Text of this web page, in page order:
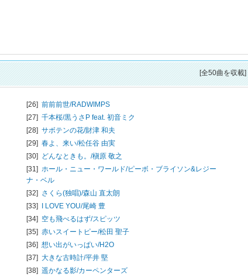
[全50曲を収載]
[26] 前前前世/RADWIMPS
[27] 千本桜/黒うさP feat. 初音ミク
[28] サボテンの花/財津 和夫
[29] 春よ、来い/松任谷 由実
[30] どんなときも。/槇原 敬之
[31] ホール・ニュー・ワールド/ピーボ・ブライソン&レジー
ナ・ベル
[32] さくら(独唱)/森山 直太朗
[33] I LOVE YOU/尾崎 豊
[34] 空も飛べるはず/スピッツ
[35] 赤いスイートピー/松田 聖子
[36] 想い出がいっぱい/H2O
[37] 大きな古時計/平井 堅
[38] 遥かなる影/カーペンターズ